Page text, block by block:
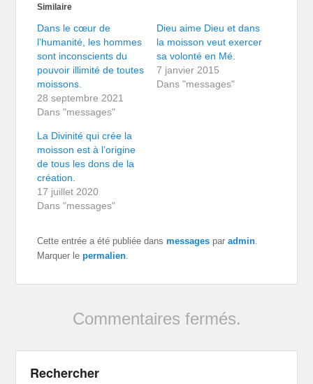
Similaire
Dans le cœur de
l’humanité, les hommes
sont inconscients du
pouvoir illimité de toutes
moissons.
28 septembre 2021
Dans "messages"
Dieu aime Dieu et dans
la moisson veut exercer
sa volonté en Mé.
7 janvier 2015
Dans "messages"
La Divinité qui crée la
moisson est à l’origine
de tous les dons de la
création.
17 juillet 2020
Dans "messages"
Cette entrée a été publiée dansmessages paradmin.
Marquer lepermalien.
Commentaires fermés.
Rechercher